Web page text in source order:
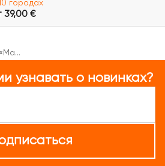
городах
39,00 €
узнавать о новинках?